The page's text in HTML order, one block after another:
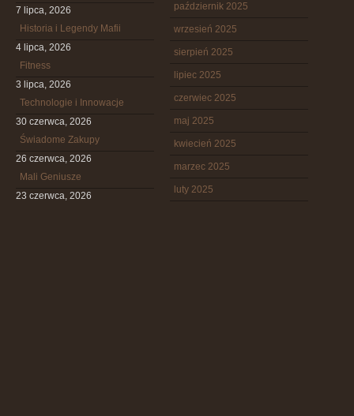
7 lipca, 2026
Historia i Legendy Mafii
4 lipca, 2026
Fitness
3 lipca, 2026
Technologie i Innowacje
30 czerwca, 2026
Świadome Zakupy
26 czerwca, 2026
Mali Geniusze
23 czerwca, 2026
październik 2025
wrzesień 2025
sierpień 2025
lipiec 2025
czerwiec 2025
maj 2025
kwiecień 2025
marzec 2025
luty 2025